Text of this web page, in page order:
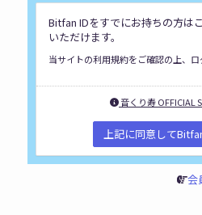
Bitfan IDをすでにお持ちの方は
いただけます。
当サイトの利用規約をご確認の上、ロ
音くり寿 OFFICIAL
上記に同意して
会